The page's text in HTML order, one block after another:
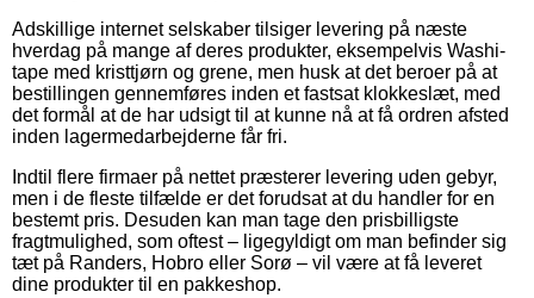
Adskillige internet selskaber tilsiger levering på næste
hverdag på mange af deres produkter, eksempelvis Washi-
tape med kristtjørn og grene, men husk at det beroer på at
bestillingen gennemføres inden et fastsat klokkeslæt, med
det formål at de har udsigt til at kunne nå at få ordren afsted
inden lagermedarbejderne får fri.
Indtil flere firmaer på nettet præsterer levering uden gebyr,
men i de fleste tilfælde er det forudsat at du handler for en
bestemt pris. Desuden kan man tage den prisbilligste
fragtmulighed, som oftest – ligegyldigt om man befinder sig
tæt på Randers, Hobro eller Sorø – vil være at få leveret
dine produkter til en pakkeshop.